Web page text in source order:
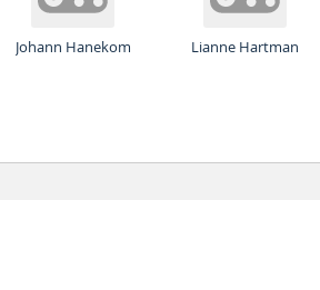
Johann Hanekom Lianne Hartman